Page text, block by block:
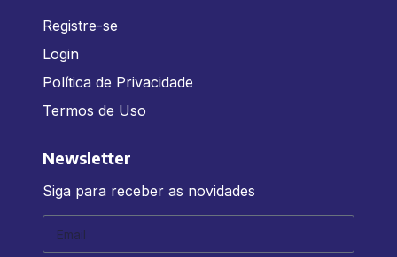
Registre-se
Login
Política de Privacidade
Termos de Uso
Newsletter
Siga para receber as novidades